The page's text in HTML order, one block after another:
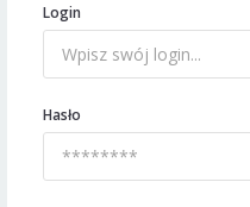
Login
Hasło